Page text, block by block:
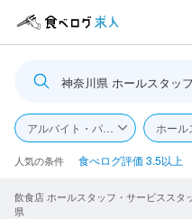
ログイン
食べログ求人TOP
求人検索
神奈川県 ホールスタッ
アルバイト・パート ホール
人気の条件 食べログ評価 3.5以上
飲食店 ホールスタッフ・サービススタ
県